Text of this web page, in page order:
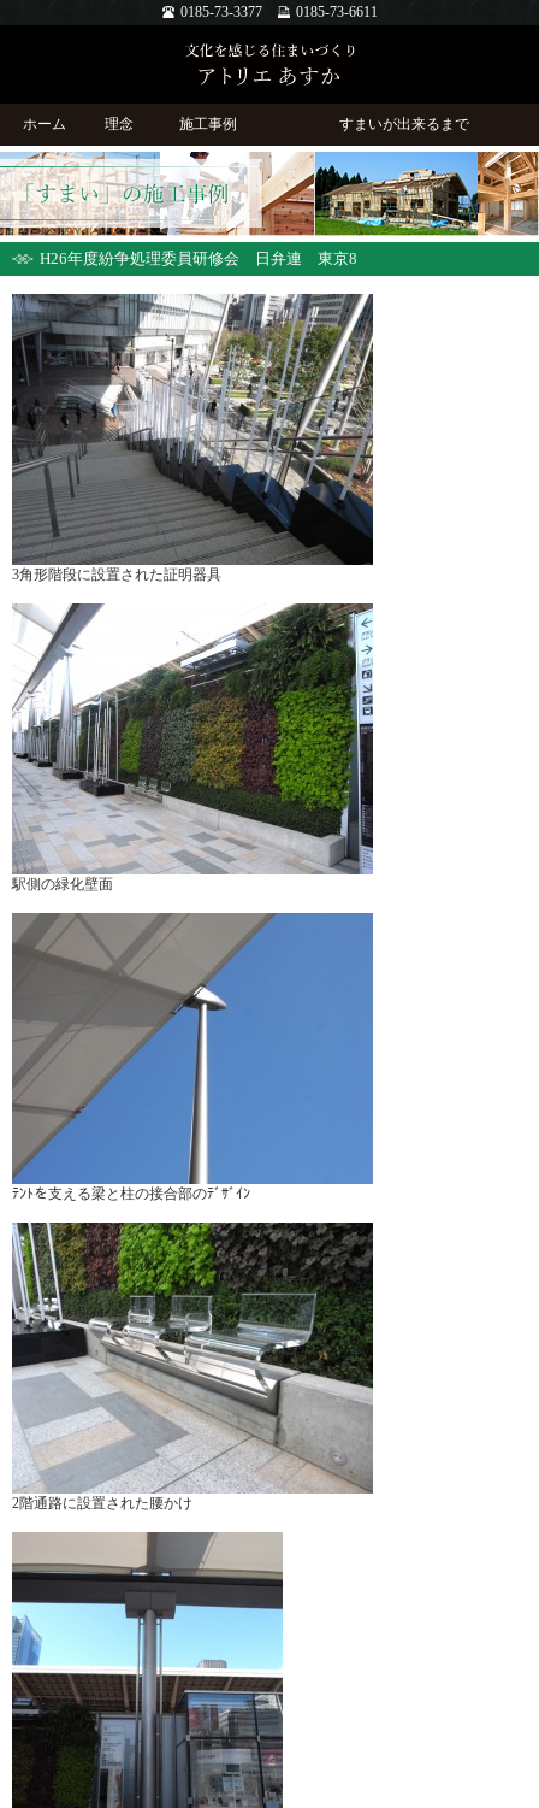
0185-73-3377 0185-73-6611
ホーム 理念 施工事例 すまいが出来るまで
H26年度紛争処理委員研修会 日弁連 東京8
3角形階段に設置された証明器具
駅側の緑化壁面
ﾃﾝﾄを支える梁と柱の接合部のﾃﾞｻﾞｲﾝ
2階通路に設置された腰かけ